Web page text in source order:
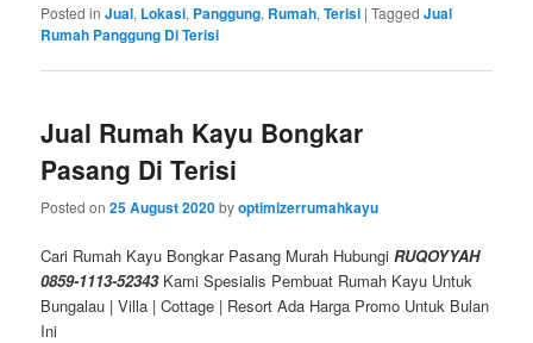
Posted in Jual, Lokasi, Panggung, Rumah,Terisi |Tagged Jual
Rumah Panggung Di Terisi
Jual Rumah Kayu Bongkar
Pasang Di Terisi
Posted on25 August 2020byoptimizerrumahkayu
Cari Rumah Kayu Bongkar Pasang Murah Hubungi RUQOYYAH
0859-1113-52343 Kami Spesialis Pembuat Rumah Kayu Untuk
Bungalau | Villa | Cottage | Resort Ada Harga Promo Untuk Bulan
Ini